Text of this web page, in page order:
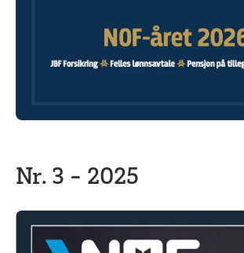
Nr. 3 - 2025